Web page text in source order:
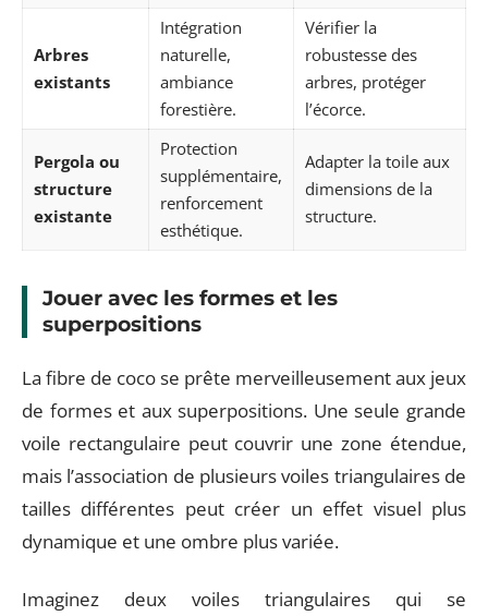
Arbres
existants
Intégration
naturelle,
ambiance
forestière.
Vérifier la
robustesse des
arbres, protéger
l’écorce.
Pergola ou
structure
existante
Protection
supplémentaire,
renforcement
esthétique.
Adapter la toile aux
dimensions de la
structure.
Jouer avec les formes et les
superpositions
La fibre de coco se prête merveilleusement aux jeux
de formes et aux superpositions. Une seule grande
voile rectangulaire peut couvrir une zone étendue,
mais l’association de plusieurs voiles triangulaires de
tailles différentes peut créer un effet visuel plus
dynamique et une ombre plus variée.
Imaginez deux voiles triangulaires qui se